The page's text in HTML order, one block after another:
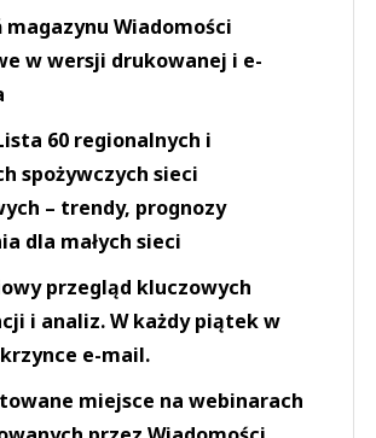
magazynu Wiadomości
w wersji drukowanej i e-
60 regionalnych i
spożywczych sieci
– trendy, prognozy
dla małych sieci
przegląd kluczowych
i analiz. W każdy piątek w
e-mail.
miejsce na webinarach